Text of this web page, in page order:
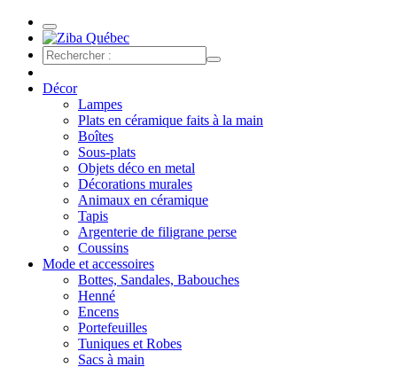
Décor
Lampes
Plats en céramique faits à la main
Boîtes
Sous-plats
Objets déco en metal
Décorations murales
Animaux en céramique
Tapis
Argenterie de filigrane perse
Coussins
Mode et accessoires
Bottes, Sandales, Babouches
Henné
Encens
Portefeuilles
Tuniques et Robes
Sacs à main